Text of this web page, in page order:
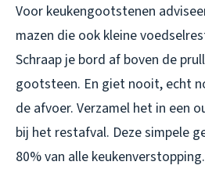
Voor keukengootstenen
mazen die ook kleine
Schraap je bord af boven de
gootsteen. En giet nooit, echt
de afvoer. Verzamel het in een
bij het restafval. Deze simpele
80% van alle keukenverstopping.